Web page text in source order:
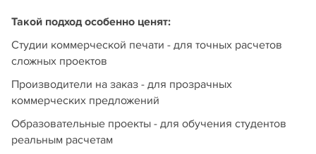
Такой подход особенно ценят:
Студии коммерческой печати - для точных расчетов
сложных проектов
Производители на заказ - для прозрачных
коммерческих предложений
Образовательные проекты - для обучения студентов
реальным расчетам